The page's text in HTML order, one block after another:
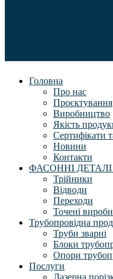
Головна
Про нас
Проєктування
Виробництво
Якість
Сертифікати
Новини
Контакти
ФАСОННІ
Трійники
Відводи
Переходи
Точені вироби
Трубопровідна
Труби зварні
Блоки
Опори
Послуги